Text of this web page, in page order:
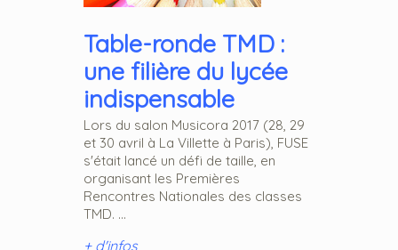
Table-ronde TMD :
une filière du lycée
indispensable
Lors du salon Musicora 2017 (28, 29
et 30 avril à La Villette à Paris), FUSE
s'était lancé un défi de taille, en
organisant les Premières
Rencontres Nationales des classes
TMD. ...
+ d'infos